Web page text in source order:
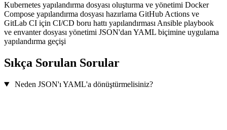
Kubernetes yapılandırma dosyası oluşturma ve yönetimi Docker
Compose yapılandırma dosyası hazırlama GitHub Actions ve
GitLab CI için CI/CD boru hattı yapılandırması Ansible playbook
ve envanter dosyası yönetimi JSON'dan YAML biçimine uygulama
yapılandırma geçişi
Sıkça Sorulan Sorular
Neden JSON'ı YAML'a dönüştürmelisiniz?